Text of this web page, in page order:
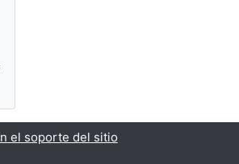
el soporte del sitio